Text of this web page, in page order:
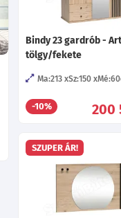
Bindy 23 gardrób -
tölgy/fekete
Ma:213 Sz:150 Mé:60
-10% 200
SZUPER ÁR!